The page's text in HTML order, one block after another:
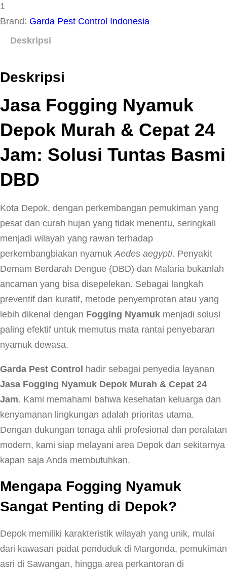
1
Brand: Garda Pest Control Indonesia
Deskripsi
Deskripsi
Jasa Fogging Nyamuk
Depok Murah & Cepat 24
Jam: Solusi Tuntas Basmi
DBD
Kota Depok, dengan perkembangan pemukiman yang
pesat dan curah hujan yang tidak menentu, seringkali
menjadi wilayah yang rawan terhadap
perkembangbiakan nyamukAedes aegypti. Penyakit
Demam Berdarah Dengue (DBD) dan Malaria bukanlah
ancaman yang bisa disepelekan. Sebagai langkah
preventif dan kuratif, metode penyemprotan atau yang
lebih dikenal dengan Fogging Nyamuk menjadi solusi
paling efektif untuk memutus mata rantai penyebaran
nyamuk dewasa.
Garda Pest Control hadir sebagai penyedia layanan
Jasa Fogging Nyamuk Depok Murah & Cepat 24
Jam. Kami memahami bahwa kesehatan keluarga dan
kenyamanan lingkungan adalah prioritas utama.
Dengan dukungan tenaga ahli profesional dan peralatan
modern, kami siap melayani area Depok dan sekitarnya
kapan saja Anda membutuhkan.
Mengapa Fogging Nyamuk
Sangat Penting di Depok?
Depok memiliki karakteristik wilayah yang unik, mulai
dari kawasan padat penduduk di Margonda, pemukiman
asri di Sawangan, hingga area perkantoran di